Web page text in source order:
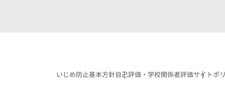
いじめ防止基本方針自己評価・学校関係者評価サイトポ